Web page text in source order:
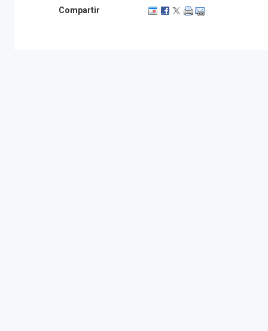
Més informació i programa
Compartir